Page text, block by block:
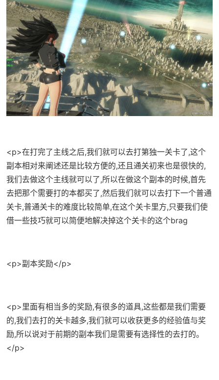
<p>在打完了主线之后,我们就可以去打第独一关卡了,这个
副本相对来阐述还是比较方便的,还且通关初来也是很快的,
我们去做这个主线就可以了,所以在做这个副本的时候,首先
去把那个需要打的本都买了,然后我们就可以去打下一个普通
关卡,普通关卡的难度比较简单,在这个关卡里方,只要我们使
借一些技巧就可以简便地解决掉这个关卡的这个brag
<p>副本奖励</p>
<p>里面有相当多的奖励,有很多的道具,这些都是我们需要
的,我们去打的关卡越多,我们就可以收获更多的经验值与奖
励,所以说对于前期的副本我们是需要有选择性的去打的。
</p>